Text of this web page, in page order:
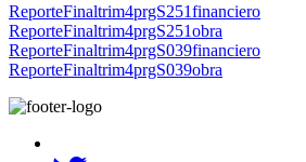
ReporteFinaltrim4prgS251financiero
ReporteFinaltrim4prgS251obra
ReporteFinaltrim4prgS039financiero
ReporteFinaltrim4prgS039obra